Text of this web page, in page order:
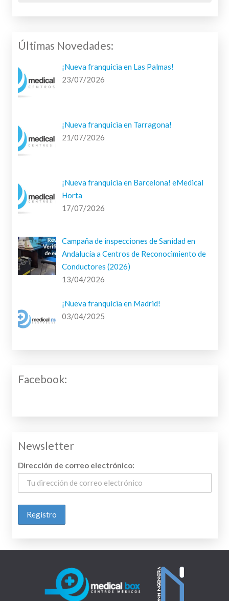
Últimas Novedades:
¡Nueva franquicia en Las Palmas!
23/07/2026
¡Nueva franquicia en Tarragona!
21/07/2026
¡Nueva franquicia en Barcelona! eMedical
Horta
17/07/2026
Campaña de inspecciones de Sanidad en
Andalucía a Centros de Reconocimiento de
Conductores (2026)
13/04/2026
¡Nueva franquicia en Madrid!
03/04/2025
Facebook:
Newsletter
Dirección de correo electrónico: